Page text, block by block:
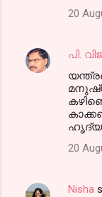
20
പി.
20
Nisha